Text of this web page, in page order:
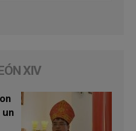
XIV
un